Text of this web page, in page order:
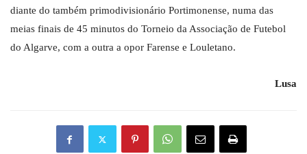
diante do também primodivisionário Portimonense, numa das
meias finais de 45 minutos do Torneio da Associação de Futebol
do Algarve, com a outra a opor Farense e Louletano.
Lusa